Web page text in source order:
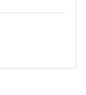
服用するの？
たと感じる時はない
薬ってどういう薬で
いですか？
？
、OTC薬など